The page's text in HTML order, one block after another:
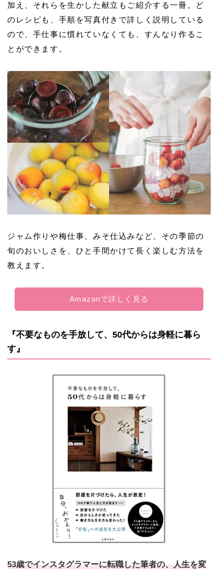
加え、それらを生かした献立もご紹介する一冊。ど
のレシピも、手順を写真付きで詳しく説明している
ので、手仕事に慣れていなくても、すんなり作るこ
とができます。
ジャム作りや梅仕事、みそ仕込みなど、その季節の
旬のおいしさを、ひと手間かけて長く楽しむ方法を
教えます。
Amazonで詳しく見る
『不要なものを手放して、50代からは身軽に暮ら
す』
53歳でインスタグラマーに転職した筆者の、人生を変